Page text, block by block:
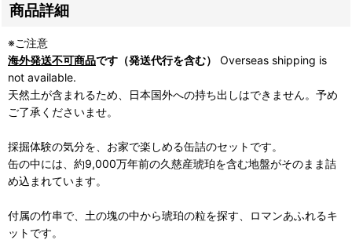
商品詳細
※ご注意
海外発送不可商品です（発送代行を含む）
Overseas shipping is
not available.
天然土が含まれるため、日本国外への持ち出しはできません。予め
ご了承くださいませ。
採掘体験の気分を、お家で楽しめる缶詰のセットです。
缶の中には、約9,000万年前の久慈産琥珀を含む地盤がそのまま詰
め込まれています。
付属の竹串で、土の塊の中から琥珀の粒を探す、ロマンあふれるキ
ットです。